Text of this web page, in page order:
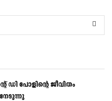
പോളിന്റെ ജീവിതം